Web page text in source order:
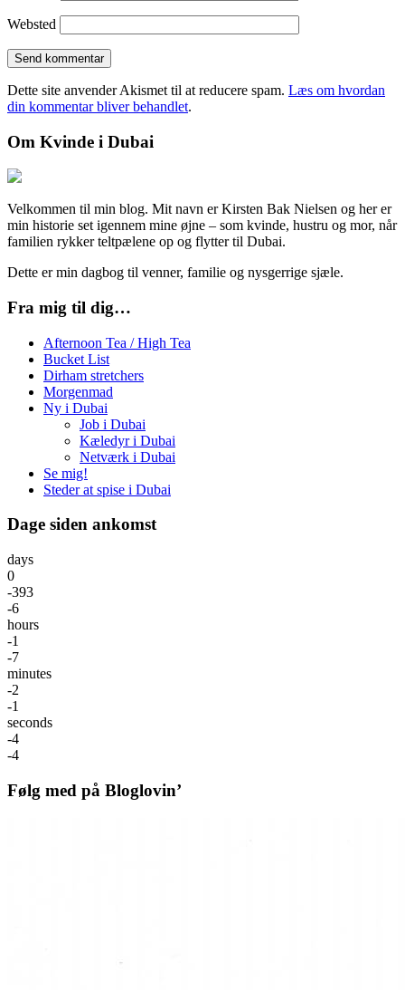
Websted
Dette site anvender Akismet til at reducere spam. Læs om hvordan
din kommentar bliver behandlet.
Om Kvinde i Dubai
Velkommen til min blog. Mit navn er Kirsten Bak Nielsen og her er
min historie set igennem mine øjne – som kvinde, hustru og mor, når
familien rykker teltpælene op og flytter til Dubai.
Dette er min dagbog til venner, familie og nysgerrige sjæle.
Fra mig til dig…
Afternoon Tea / High Tea
Bucket List
Dirham stretchers
Morgenmad
Ny i Dubai
Job i Dubai
Kæledyr i Dubai
Netværk i Dubai
Se mig!
Steder at spise i Dubai
Dage siden ankomst
days
0
-393
-6
hours
-1
-7
minutes
-2
-1
seconds
-4
-4
Følg med på Bloglovin’